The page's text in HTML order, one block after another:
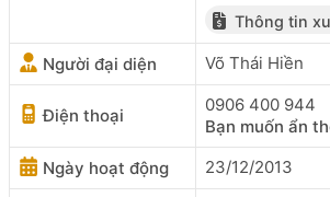
Thông tin
Người đại diện Võ Thái Hiền
Điện thoại
0906 400 944
Bạn muốn ẩn
Ngày hoạt động
23/12/2013